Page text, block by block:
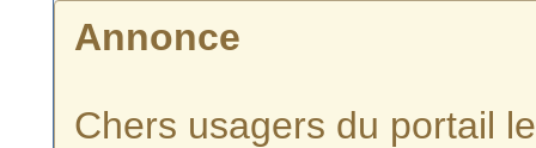
Annonce
Chers usagers du portail